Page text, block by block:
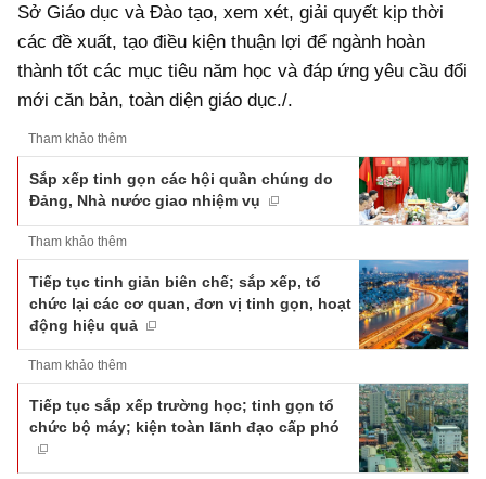
Sở Giáo dục và Đào tạo, xem xét, giải quyết kịp thời
các đề xuất, tạo điều kiện thuận lợi để ngành hoàn
thành tốt các mục tiêu năm học và đáp ứng yêu cầu đổi
mới căn bản, toàn diện giáo dục./.
Tham khảo thêm
Sắp xếp tinh gọn các hội quần chúng do
Đảng, Nhà nước giao nhiệm vụ
Tham khảo thêm
Tiếp tục tinh giản biên chế; sắp xếp, tổ
chức lại các cơ quan, đơn vị tinh gọn, hoạt
động hiệu quả
Tham khảo thêm
Tiếp tục sắp xếp trường học; tinh gọn tổ
chức bộ máy; kiện toàn lãnh đạo cấp phó